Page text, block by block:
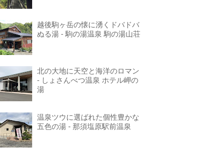
越後駒ヶ岳の懐に湧くドバドバ
ぬる湯 - 駒の湯温泉 駒の湯山荘
北の大地に天空と海洋のロマン
- しょさんべつ温泉 ホテル岬の
湯
温泉ツウに選ばれた個性豊かな
五色の湯 - 那須塩原駅前温泉